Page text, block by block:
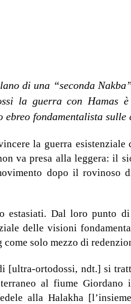
di una “seconda
la guerra con Hamas
ebreo fondamentalista
la guerra
va presa alla leggera: il
dopo il rovinoso
estasiati. Dal loro punto
delle visioni
solo mezzo di
[ultra-ortodossi, ndt.] si
al fiume Giordano
alla Halakha